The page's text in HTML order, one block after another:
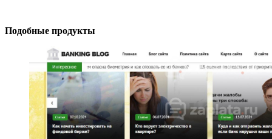
Подобные продукты